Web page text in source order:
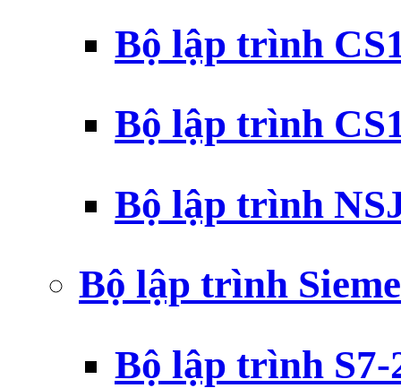
Bộ lập trình
Bộ lập trình
Bộ lập trình
Bộ lập trình
Bộ lập trình S7-